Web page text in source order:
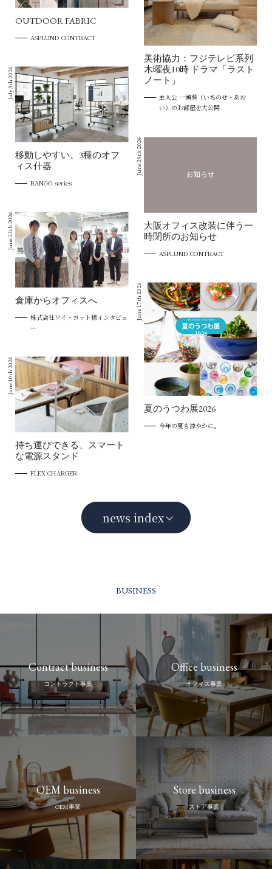
OUTDOOR FABRIC
ASPLUND CONTRACT
美術協力：フジテレビ系列
木曜夜10時 ドラマ「ラスト
ノート」
主人公 一瀬葵（いちのせ・あお
い）のお部屋を大公開
July 3th 2026
移動しやすい、3種のオフ
ィス什器
RANGO series
June 25th 2026
大阪オフィス改装に伴う一
時閉所のお知らせ
ASPLUND CONTRACT
June 22th 2026
倉庫からオフィスへ
株式会社ワイ・ヨット様インタビュ
ー
June 17th 2026
夏のうつわ展2026
今年の夏も涼やかに。
June 10th 2026
持ち運びできる、スマート
な電源スタンド
FLEX CHARGER
news index
BUSINESS
Contract business
コントラクト事業
Office business
オフィス事業
OEM business
OEM事業
Store business
ストア事業